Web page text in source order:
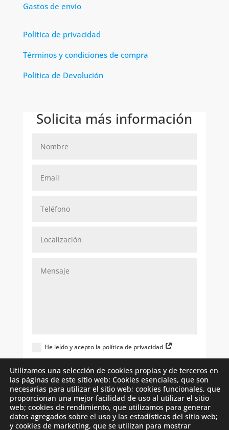
Gastos de envío
Política de privacidad
Términos y condiciones de compra
Política de Devolución
Solicita más información
He leído y acepto la política de privacidad
wellisairpurificadordeaire.es
Enviar
Utilizamos una selección de cookies propias y de terceros en
las páginas de este sitio web: Cookies esenciales, que son
necesarias para utilizar el sitio web; cookies funcionales, que
proporcionan una mejor facilidad de uso al utilizar el sitio
web; cookies de rendimiento, que utilizamos para generar
datos agregados sobre el uso y las estadísticas del sitio web;
y cookies de marketing, que se utilizan para mostrar